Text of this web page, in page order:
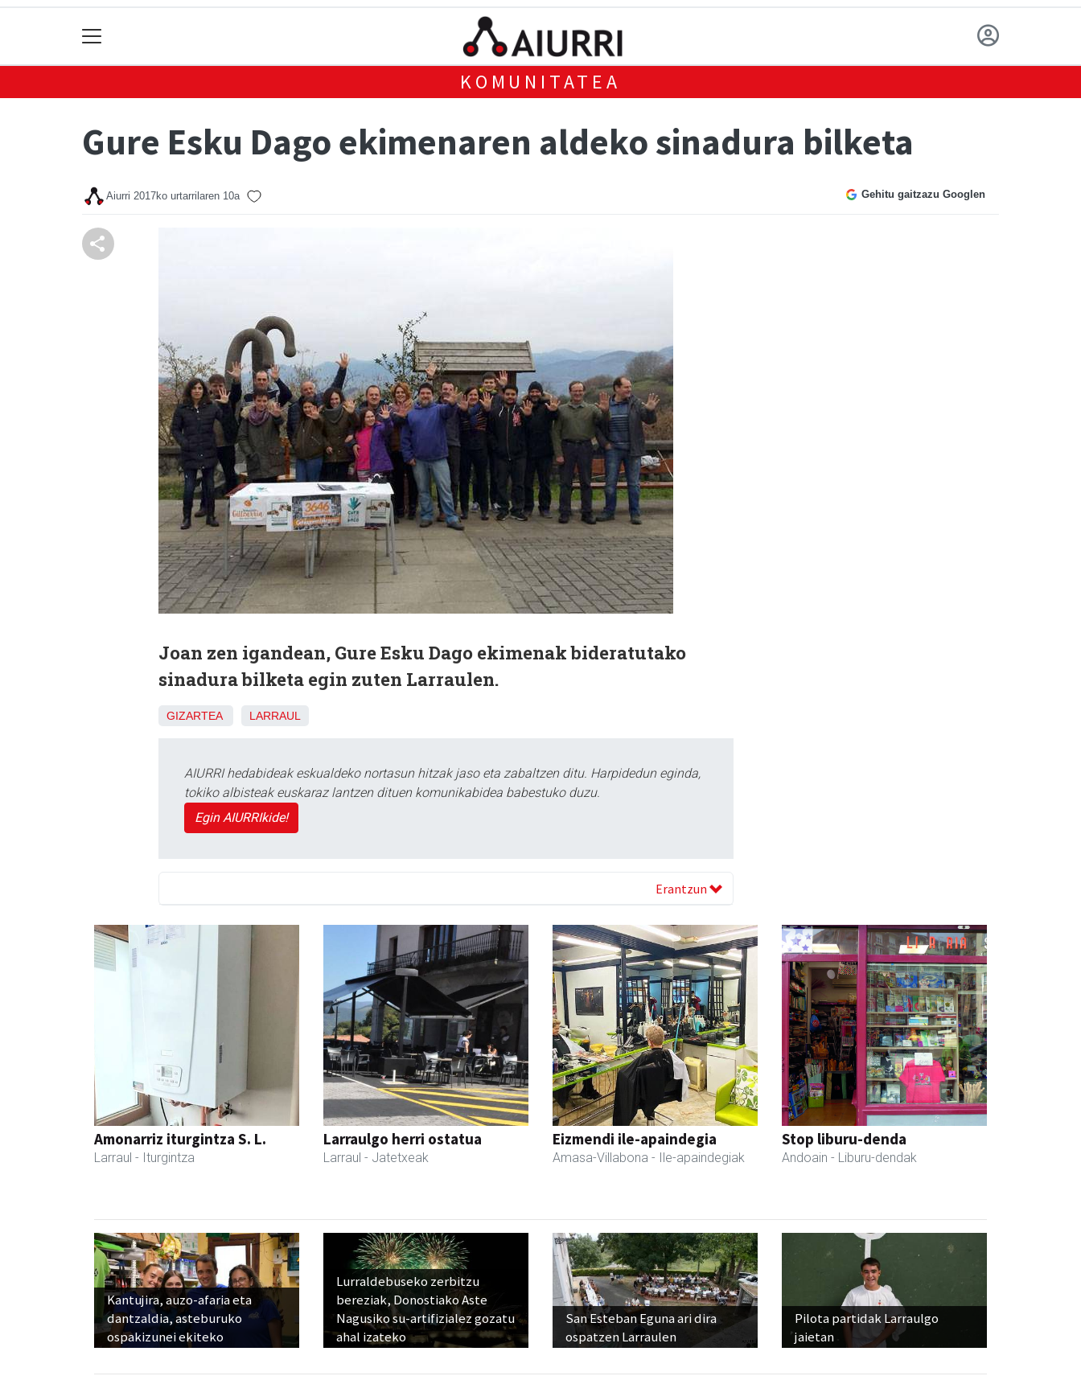
KOMUNITATEA
Gure Esku Dago ekimenaren aldeko sinadura bilketa
Aiurri 2017ko urtarrilaren 10a Gehitu gaitzazu Googlen
Joan zen igandean, Gure Esku Dago ekimenak bideratutako
sinadura bilketa egin zuten Larraulen.
GIZARTEA LARRAUL
AIURRI hedabideak eskualdeko nortasun hitzak jaso eta zabaltzen ditu. Harpidedun eginda,
tokiko albisteak euskaraz lantzen dituen komunikabidea babestuko duzu.
Egin AIURRIkide!
Erantzun
Amonarriz iturgintza S. L.
Larraul - Iturgintza
Larraulgo herri ostatua
Larraul - Jatetxeak
Eizmendi ile-apaindegia
Amasa-Villabona - Ile-apaindegiak
Stop liburu-denda
Andoain - Liburu-dendak
Kantujira, auzo-afaria eta
dantzaldia, asteburuko
ospakizunei ekiteko
Lurraldebuseko zerbitzu
bereziak, Donostiako Aste
Nagusiko su-artifizialez gozatu
ahal izateko
San Esteban Eguna ari dira
ospatzen Larraulen
Pilota partidak Larraulgo
jaietan